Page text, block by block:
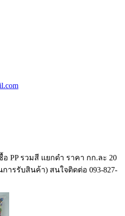
PP รวมสี แยกดำ ราคา กก.ละ 20
ารรับสินค้า) สนใจติดต่อ 093-827-